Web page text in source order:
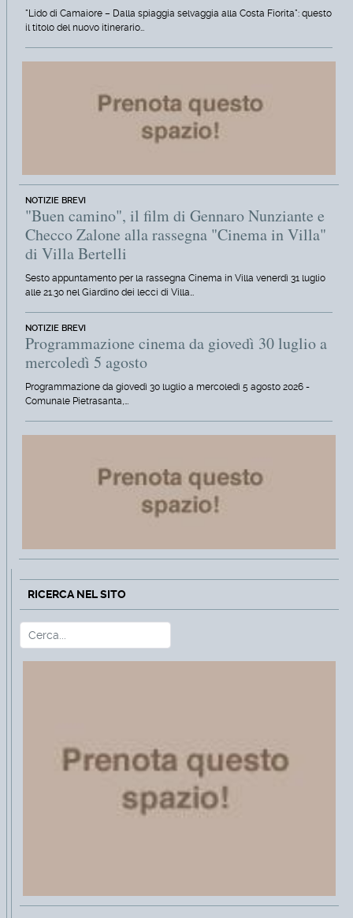
"Lido di Camaiore – Dalla spiaggia selvaggia alla Costa Fiorita": questo
il titolo del nuovo itinerario…
NOTIZIE BREVI
"Buen camino", il film di Gennaro Nunziante e
Checco Zalone alla rassegna "Cinema in Villa"
di Villa Bertelli
Sesto appuntamento per la rassegna Cinema in Villa venerdì 31 luglio
alle 21.30 nel Giardino dei lecci di Villa…
NOTIZIE BREVI
Programmazione cinema da giovedì 30 luglio a
mercoledì 5 agosto
Programmazione da giovedì 30 luglio a mercoledì 5 agosto 2026 -
Comunale Pietrasanta,…
RICERCA NEL SITO
Cerca Type 2 or more characters for